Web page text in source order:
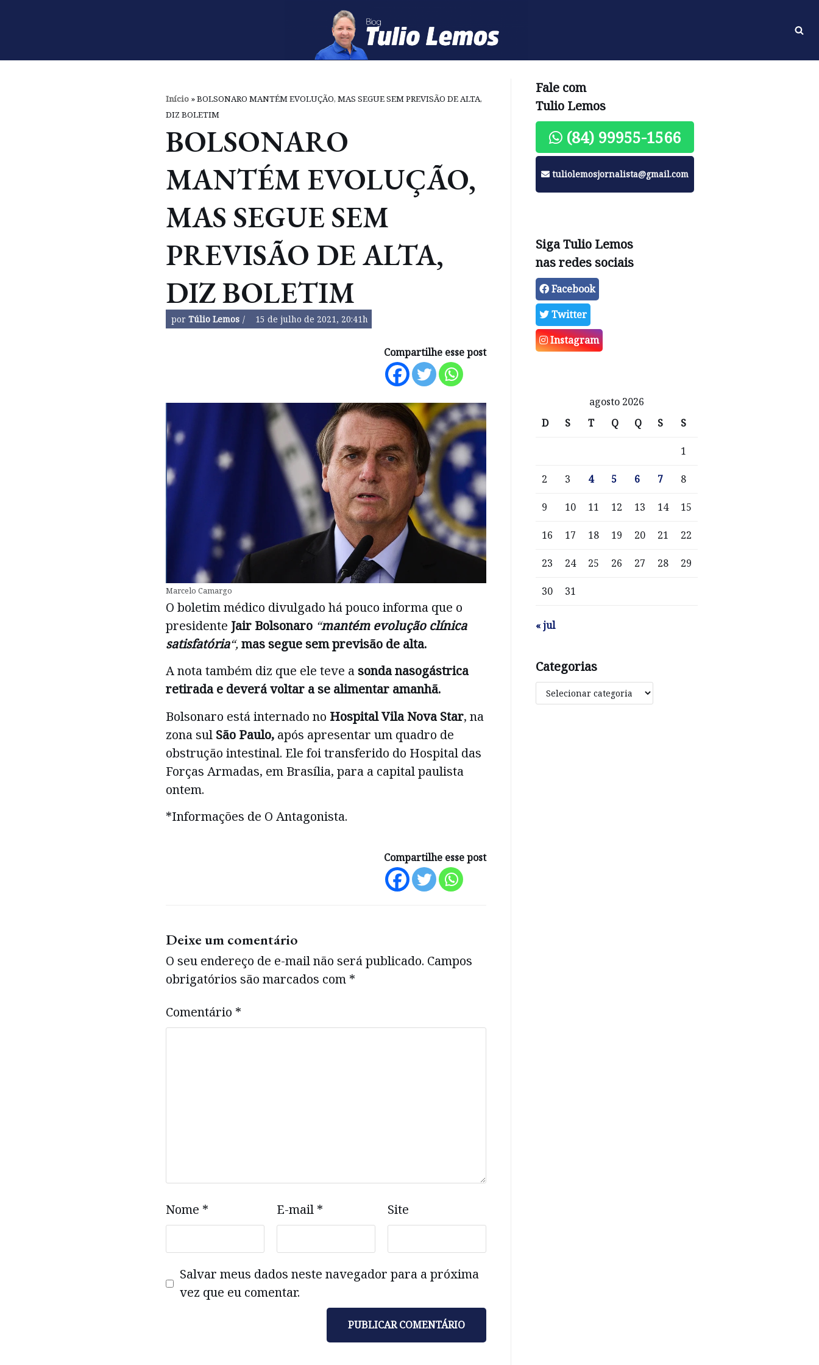
o
Início »BOLSONARO MANTÉM EVOLUÇÃO, MAS SEGUE SEM PREVISÃO DE ALTA,
DIZ BOLETIM
BOLSONARO
MANTÉM EVOLUÇÃO,
MAS SEGUE SEM
PREVISÃO DE ALTA,
DIZ BOLETIM
por Túlio Lemos 15 de julho de 2021, 20:41h
Compartilhe esse post
Marcelo Camargo
O boletim médico divulgado há pouco informa que o
presidente Jair Bolsonaro “mantém evolução clínica
satisfatória“,mas segue sem previsão de alta.
A nota também diz que ele teve asonda nasogástrica
retirada e deverá voltar a se alimentar amanhã.
Bolsonaro está internado no Hospital Vila Nova Star, na
zona sul São Paulo, após apresentar um quadro de
obstrução intestinal. Ele foi transferido do Hospital das
Forças Armadas, em Brasília, para a capital paulista
ontem.
*Informações de O Antagonista.
Compartilhe esse post
Deixe um comentário
O seu endereço de e-mail não será publicado. Campos
obrigatórios são marcados com *
Comentário *
Nome * E-mail * Site
Salvar meus dados neste navegador para a próxima
vez que eu comentar.
Fale com
Tulio Lemos
(84) 99955-1566
tuliolemosjornalista@gmail.com
Siga Tulio Lemos
nas redes sociais
Facebook
Twitter
Instagram
agosto 2026
D
S T Q Q S S
1
2 3 4 5 6 7 8
9 10 11 12 13 14 15
16 17 18 19 20 21 22
23 24 25 26 27 28 29
30 31
« jul
Categorias